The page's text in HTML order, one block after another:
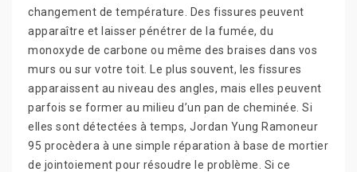
changement de température. Des fissures peuvent
apparaître et laisser pénétrer de la fumée, du
monoxyde de carbone ou même des braises dans vos
murs ou sur votre toit. Le plus souvent, les fissures
apparaissent au niveau des angles, mais elles peuvent
parfois se former au milieu d’un pan de cheminée. Si
elles sont détectées à temps, Jordan Yung Ramoneur
95 procèdera à une simple réparation à base de mortier
de jointoiement pour résoudre le problème. Si ce